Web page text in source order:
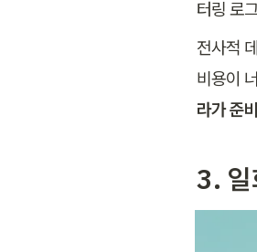
터링 로
전사적
비용이
라가 준
3. 일